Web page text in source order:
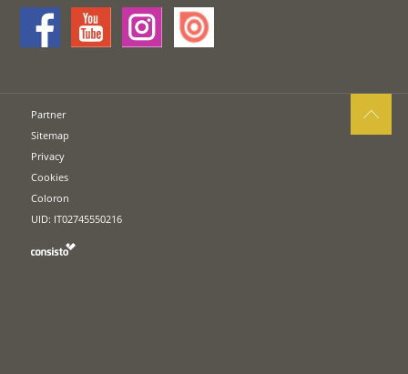
Partner
Sitemap
Privacy
Cookies
Coloron
UID: IT02745550216